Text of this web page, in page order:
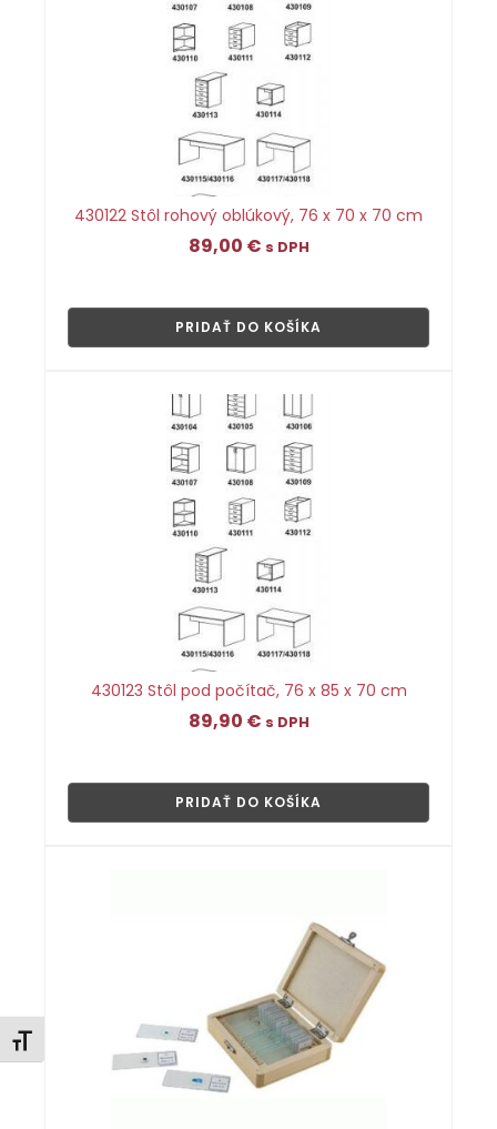
Zmeniť veľkosť písma
430122 Stôl rohový oblúkový, 76 x 70 x 70 cm
89,00 € s DPH
PRIDAŤ DO KOŠÍKA
430123 Stôl pod počítač, 76 x 85 x 70 cm
89,90 € s DPH
PRIDAŤ DO KOŠÍKA